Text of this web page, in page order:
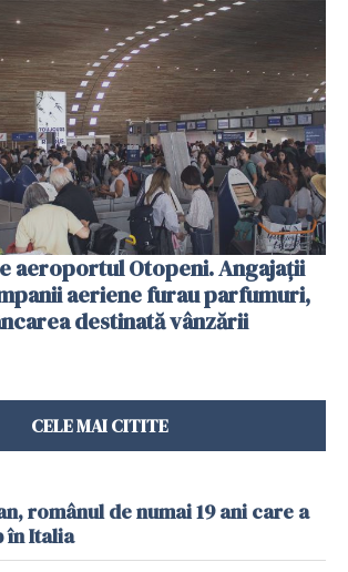
aeroportul Otopeni. Angajații
aeriene furau parfumuri,
destinată vânzării
CELE MAI CITITE
românul de numai 19 ani care a
în Italia